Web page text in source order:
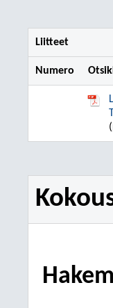
Liitteet
Numero